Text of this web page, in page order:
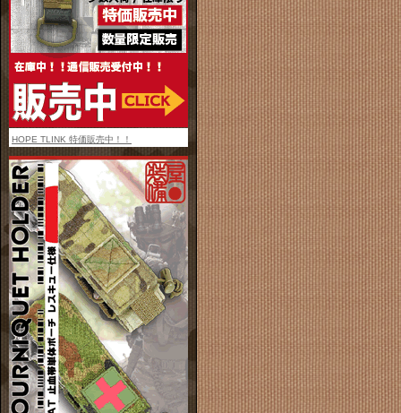
HOPE TLINK 特価販売中！！